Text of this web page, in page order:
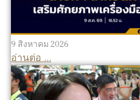
9 สิงหาคม 2026
อ่านต่อ ...